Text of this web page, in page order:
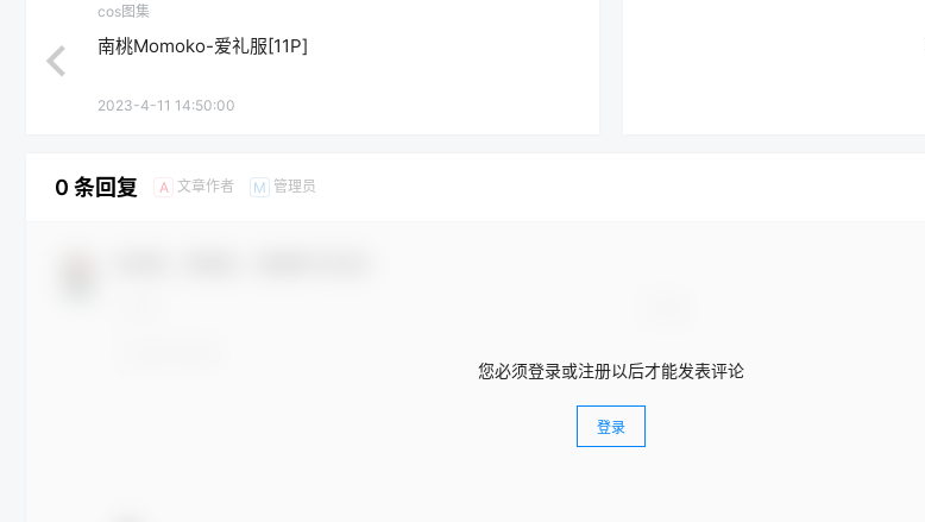
cos图集
南桃Momoko-爱礼服[11P]
2023-4-11 14:50:00
0 条回复 A 文章作者 M 管理员
您必须登录或注册以后才能发表评论
登录